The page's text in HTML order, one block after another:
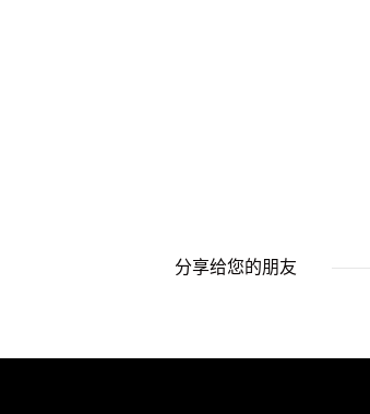
分享给您的朋友